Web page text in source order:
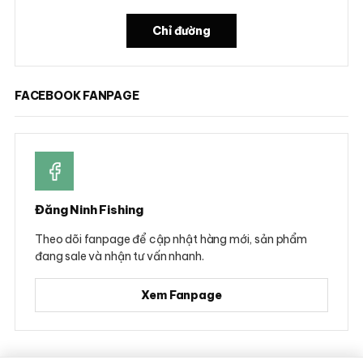
Chỉ đường
FACEBOOK FANPAGE
Đăng Ninh Fishing
Theo dõi fanpage để cập nhật hàng mới, sản phẩm
đang sale và nhận tư vấn nhanh.
Xem Fanpage